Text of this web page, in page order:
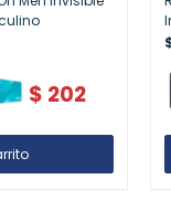
$ 202